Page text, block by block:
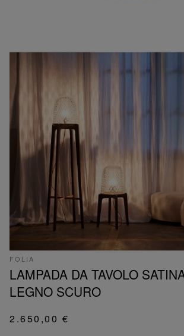
FOLIA
LAMPADA DA TAVOLO
LEGNO SCURO
2.650,00 €